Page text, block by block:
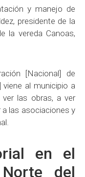
y manejo de
presidente de la
la vereda Canoas,
[Nacional] de
al municipio a
las obras, a ver
las asociaciones y
en el
del